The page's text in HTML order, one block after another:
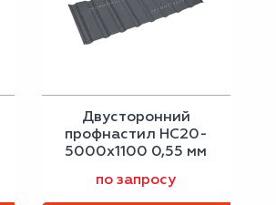
Двусторонний
профнастил НС20-
5000х1100 0,55 мм
по запросу